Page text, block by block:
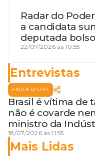
Radar do
a candidata
deputada
discórdia
22/07/2026 às 10:55
Entrevistas
ENTREVISTAS
Brasil é vítima de
não é covarde
ministro da
18/07/2026 às 11:55
Mais Lidas